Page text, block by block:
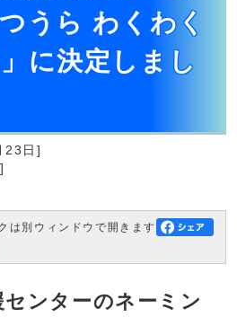
うら わくわく
に決定しまし
23日]
は別ウィンドウで開きます
ンターのネーミン